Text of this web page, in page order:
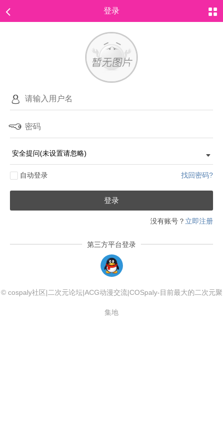
登录
自动登录 找回密码?
登录
没有账号？ 立即注册
第三方平台登录
© cospaly社区|二次元论坛|ACG动漫交流|COSpaly-目前最大的二次元聚
集地